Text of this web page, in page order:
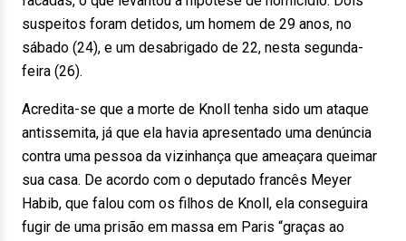
suspeitos foram detidos, um homem de 29 anos, no
sábado (24), e um desabrigado de 22, nesta segunda-
feira (26).
Acredita-se que a morte de Knoll tenha sido um ataque
antissemita, já que ela havia apresentado uma denúncia
contra uma pessoa da vizinhança que ameaçara queimar
sua casa. De acordo com o deputado francês Meyer
Habib, que falou com os filhos de Knoll, ela conseguira
fugir de uma prisão em massa em Paris “graças ao